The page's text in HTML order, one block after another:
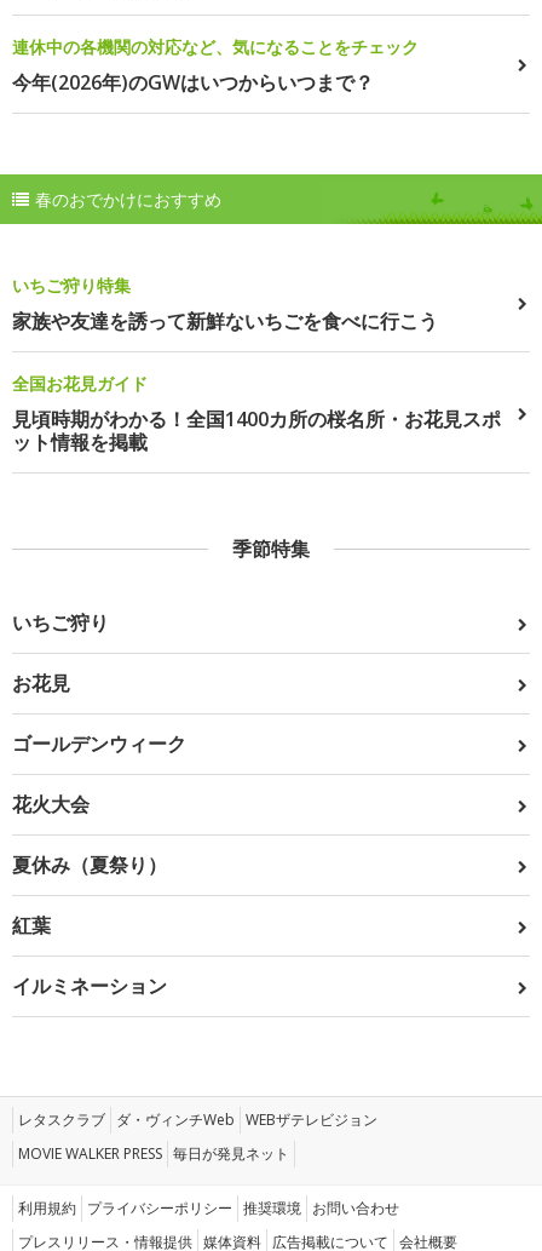
連休中の各機関の対応など、気になることをチェック
今年(2026年)のGWはいつからいつまで？
春のおでかけにおすすめ
いちご狩り特集
家族や友達を誘って新鮮ないちごを食べに行こう
全国お花見ガイド
見頃時期がわかる！全国1400カ所の桜名所・お花見スポ
ット情報を掲載
季節特集
いちご狩り
お花見
ゴールデンウィーク
花火大会
夏休み（夏祭り）
紅葉
イルミネーション
レタスクラブ ダ・ヴィンチWeb WEBザテレビジョン
MOVIE WALKER PRESS 毎日が発見ネット
利用規約 プライバシーポリシー 推奨環境 お問い合わせ
プレスリリース・情報提供 媒体資料 広告掲載について 会社概要